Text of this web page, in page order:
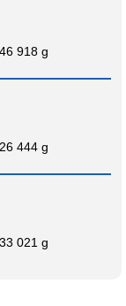
46 918 g
26 444 g
33 021 g